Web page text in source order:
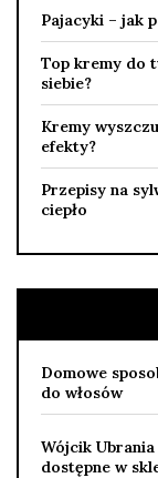
Pajacyki – jak
Top kremy do
siebie?
Kremy
efekty?
Przepisy na
ciepło
Domowe
do włosów
Wójcik
dostępne w